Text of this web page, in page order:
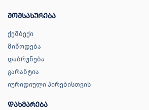
მომსახურება
ქეშბექი
მიწოდება
დაბრუნება
გარანტია
იურიდიული პირებისთვის
დახმარება